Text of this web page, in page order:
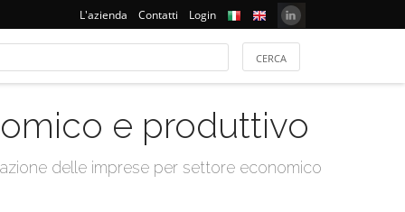
L'azienda Contatti Login
e produttivo
delle imprese per settore economico